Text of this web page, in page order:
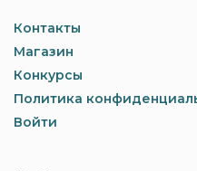
Контакты
Магазин
Конкурсы
Политика
Войти